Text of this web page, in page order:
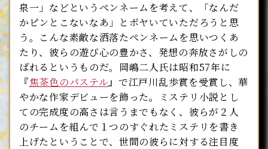
泉一」などというペンネームを考えて、「なんだ
かピンとこないなあ」とボヤいていただろうと思
う。こんな素敵な洒落たペンネームを思いつくあ
たり、彼らの遊び心の豊かさ、発想の奔放さがしの
ばれるというものだ。岡嶋二人氏は昭和57年に
『焦茶色のパステル』で江戸川乱歩賞を受賞し、華
やかな作家デビューを飾った。ミステリ小説とし
ての完成度の高さは言うまでもなく、彼らが２人
のチームを組んで１つのすぐれたミステリを書き
上げたということで、世間の彼らに対する注目度